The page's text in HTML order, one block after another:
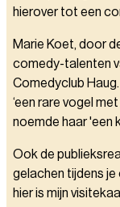
hierover tot een
Marie Koet, door
comedy-talenten
Comedyclub
‘een rare vogel
noemde haar 'een
Ook de
gelachen tijdens
hier is mijn